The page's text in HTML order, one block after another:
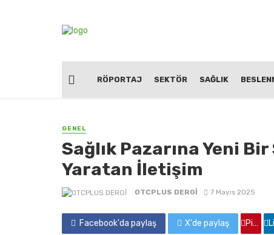
RÖPORTAJ SEKTÖR SAĞLIK
GENEL
Sağlık Pazarına Yeni
Yaratan İletişim
OTCPLUS DERGİ 7 Mayıs 2025
Facebook'da paylaş X'de paylaş Pinterest'de paylaş